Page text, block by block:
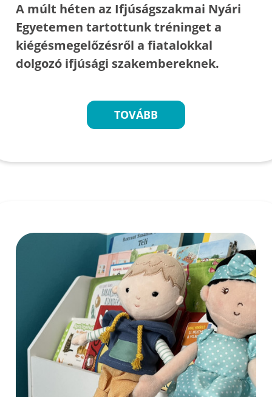
A múlt héten az Ifjúságszakmai Nyári
Egyetemen tartottunk tréninget a
kiégésmegelőzésről a fiatalokkal
dolgozó ifjúsági szakembereknek.
TOVÁBB